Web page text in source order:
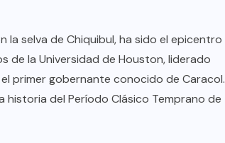
selva de Chiquibul, ha sido el epicentro
de la Universidad de Houston, liderado
el primer gobernante conocido de Caracol.
historia del Período Clásico Temprano de
obras más emblemáticas de
su nuevo álbum “Nova”.
JULIO 30, 2026